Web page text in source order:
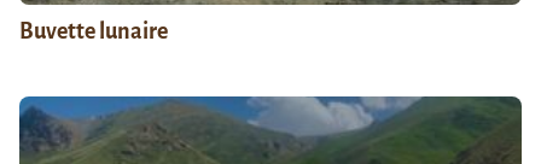
Buvette lunaire